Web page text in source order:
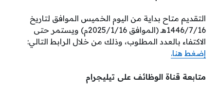
التقديم متاح بداية من اليوم الخميس الموافق لتاريخ
1446/7/16هـ (الموافق 2025/1/16م) ويستمر حتى
الاكتفاء بالعدد المطلوب، وذلك من خلال الرابط التالي:
إضغط هنا.
متابعة قناة الوظائف على تيليجرام